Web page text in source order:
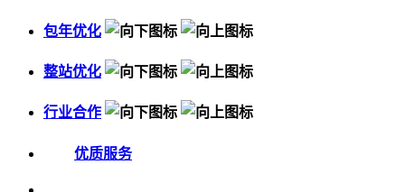
包年优化
整站优化
行业合作
优质服务